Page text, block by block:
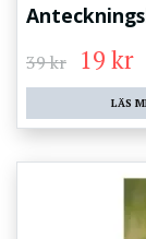
39 kr 19 kr
LÄS